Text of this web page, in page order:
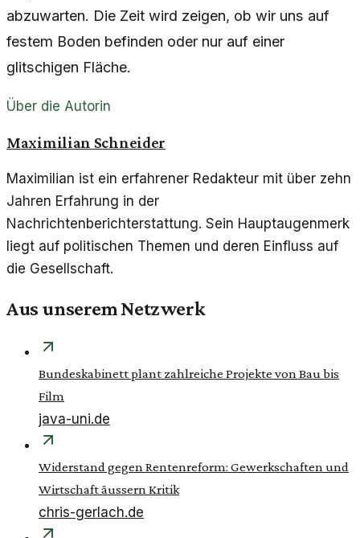
abzuwarten. Die Zeit wird zeigen, ob wir uns auf
festem Boden befinden oder nur auf einer
glitschigen Fläche.
Über die Autorin
Maximilian Schneider
Maximilian ist ein erfahrener Redakteur mit über zehn
Jahren Erfahrung in der
Nachrichtenberichterstattung. Sein Hauptaugenmerk
liegt auf politischen Themen und deren Einfluss auf
die Gesellschaft.
Aus unserem Netzwerk
Bundeskabinett plant zahlreiche Projekte von Bau bis
Film
java-uni.de
Widerstand gegen Rentenreform: Gewerkschaften und
Wirtschaft äussern Kritik
chris-gerlach.de